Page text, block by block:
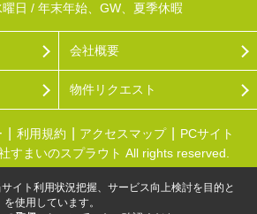
曜日 / 年末年始、GW、夏季休暇
会社概要
物件リクエスト
利用規約 アクセスマップ
PCサイト
すまいのスプラウト All rights reserved.
イト利用状況把握、サービス向上検討を目的と
使用しています。